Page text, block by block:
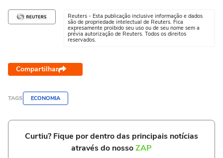
Reuters - Esta publicação inclusive informação e dados
são de propriedade intelectual de Reuters. Fica
expresamente proibido seu uso ou de seu nome sem a
prévia autorização de Reuters. Todos os direitos
reservados.
Compartilhar
TAGS ECONOMIA
Curtiu? Fique por dentro das principais notícias
através do nossoZAP